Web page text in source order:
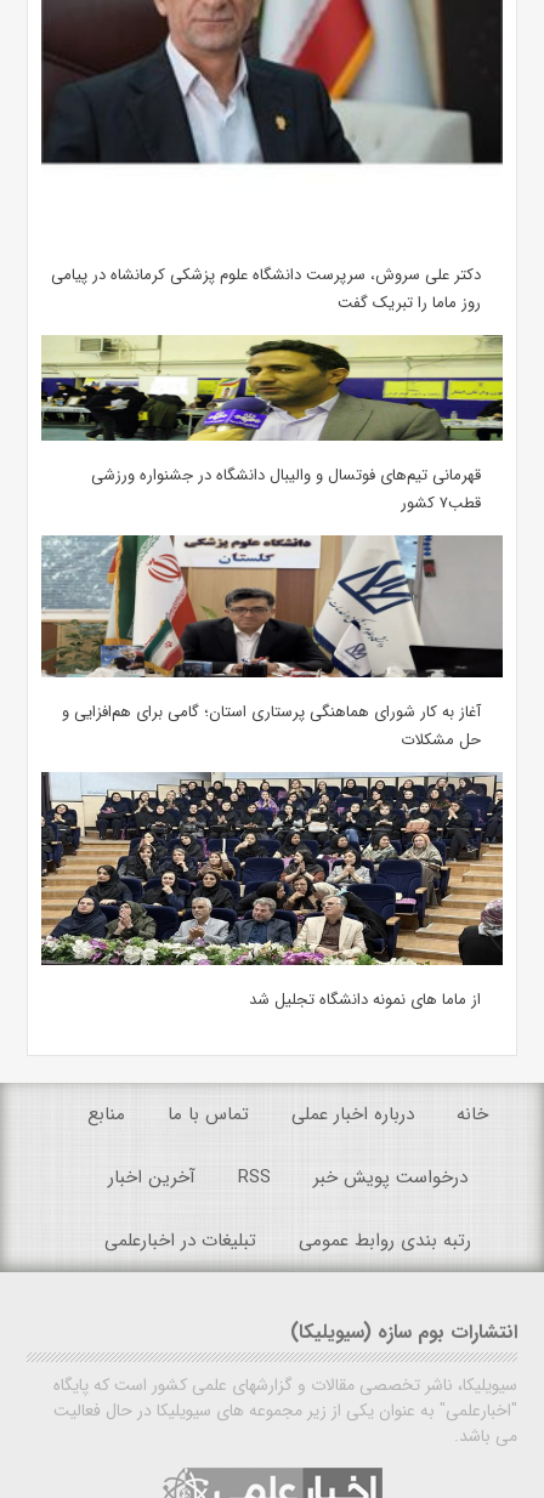
دکتر علی سروش، سرپرست دانشگاه علوم پزشکی کرمانشاه در پیامی
روز ماما را تبریک گفت
قهرمانی تیم‌های فوتسال و والیبال دانشگاه در جشنواره ورزشی
قطب۷ کشور
آغاز به کار شورای هماهنگی پرستاری استان؛ گامی برای هم‌افزایی و
حل مشکلات
از ماما های نمونه دانشگاه تجلیل شد
خانه درباره اخبار عملی تماس با ما منابع
درخواست پویش خبر RSS آخرین اخبار
رتبه بندی روابط عمومی تبلیغات در اخبارعلمی
انتشارات بوم سازه (سیویلیکا)
سیویلیکا، ناشر تخصصی مقالات و گزارشهای علمی کشور است که پایگاه
"اخبارعلمی" به عنوان یکی از زیر مجموعه های سیویلیکا در حال فعالیت
می باشد.